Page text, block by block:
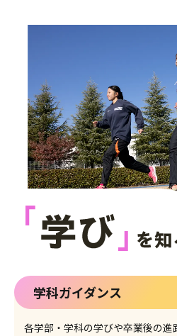
学科ガイダンス
各学部・学科の学びや卒業後の